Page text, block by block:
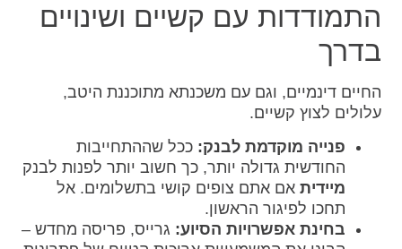
התמודדות עם קשיים ושינויים
בדרך
החיים דינמיים, וגם עם משכנתא מתוכננת היטב,
עלולים לצוץ קשיים.
פנייה מוקדמת לבנק: ככל שההתחייבות
החודשית גדולה יותר, כך חשוב יותר לפנות לבנק
מיידיתאם אתם צופים קושי בתשלומים. אל
תחכו לפיגור הראשון.
בחינת אפשרויות הסיוע: גרייס, פריסה מחדש –